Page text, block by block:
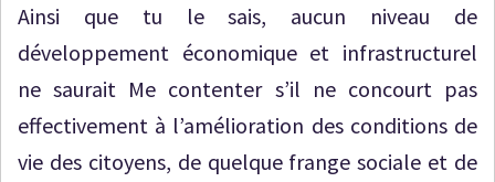
Ainsi que tu le sais, aucun niveau de
développement économique et infrastructurel
ne saurait Me contenter s’il ne concourt pas
effectivement à l’amélioration des conditions de
vie des citoyens, de quelque frange sociale et de